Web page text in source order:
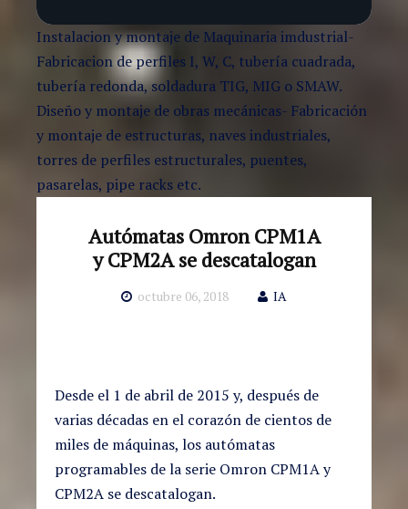
Instalacion y montaje de Maquinaria imdustrial-
Fabricacion de perfiles I, W, C, tubería cuadrada,
tubería redonda, soldadura TIG, MIG o SMAW.
Diseño y montaje de obras mecánicas- Fabricación
y montaje de estructuras, naves industriales,
torres de perfiles estructurales, puentes,
pasarelas, pipe racks etc.
Autómatas Omron CPM1A
y CPM2A se descatalogan
octubre 06, 2018 IA
Desde el 1 de abril de 2015 y, después de
varias décadas en el corazón de cientos de
miles de máquinas, los autómatas
programables de la serie Omron CPM1A y
CPM2A se descatalogan.